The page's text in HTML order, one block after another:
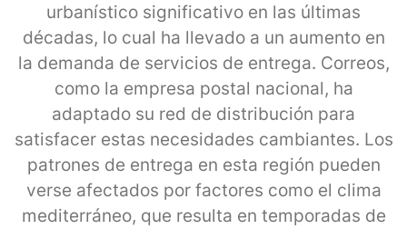
urbanístico significativo en las últimas
décadas, lo cual ha llevado a un aumento en
la demanda de servicios de entrega. Correos,
como la empresa postal nacional, ha
adaptado su red de distribución para
satisfacer estas necesidades cambiantes. Los
patrones de entrega en esta región pueden
verse afectados por factores como el clima
mediterráneo, que resulta en temporadas de